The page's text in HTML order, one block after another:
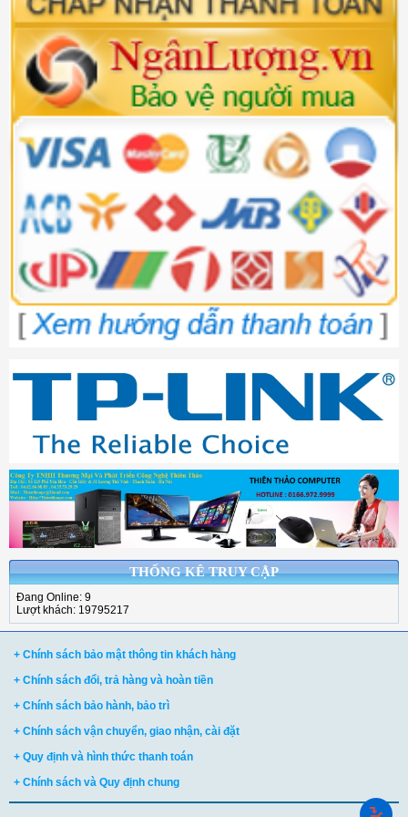
THỐNG KÊ TRUY CẬP
Đang Online: 9
Lượt khách: 19795217
+ Chính sách bảo mật thông tin khách hàng
+ Chính sách đổi, trả hàng và hoàn tiền
+ Chính sách bảo hành, bảo trì
+ Chính sách vận chuyển, giao nhận, cài đặt
+ Quy định và hình thức thanh toán
+ Chính sách và Quy định chung